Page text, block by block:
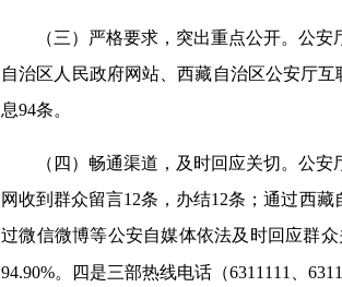
（三）严格要求，突出重点公开。公
自治区人民政府网站、西藏自治区公安厅
息94条。
（四）畅通渠道，及时回应关切。公
网收到群众留言12条，办结12条；通过西
过微信微博等公安自媒体依法及时回应群
94.90%。四是三部热线电话（6311111、